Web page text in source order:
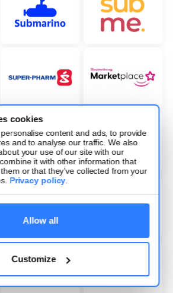
cookies
content and ads, to provide
and to analyse our traffic. We also
your use of our site with our
it with other information that
or that they’ve collected from your
Privacy policy.
Allow all
Customize